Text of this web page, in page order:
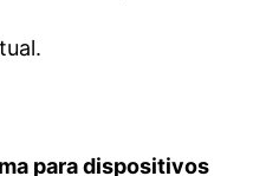
para dispositivos